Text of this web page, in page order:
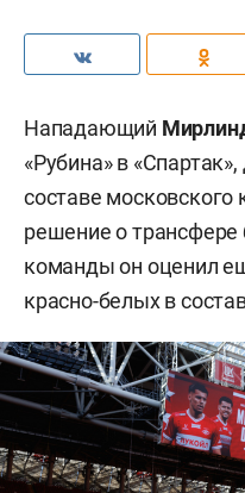
Нападающий
«Рубина» в
составе московского
решение о
команды он оценил
красно-белых в